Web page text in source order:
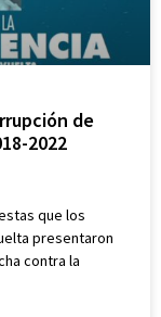
de
2022
que los
presentaron
contra la